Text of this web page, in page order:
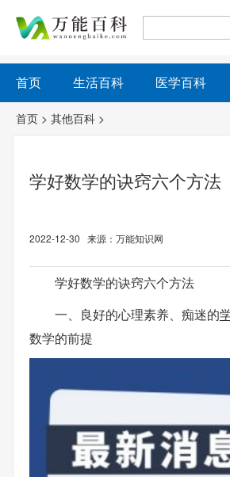
首页 生活百科 医学百科
首页 > 其他百科 >
学好数学的诀窍六个方法
2022-12-30 来源：万能知识网
学好数学的诀窍六个方法
一、良好的心理素养、痴迷的
数学的前提